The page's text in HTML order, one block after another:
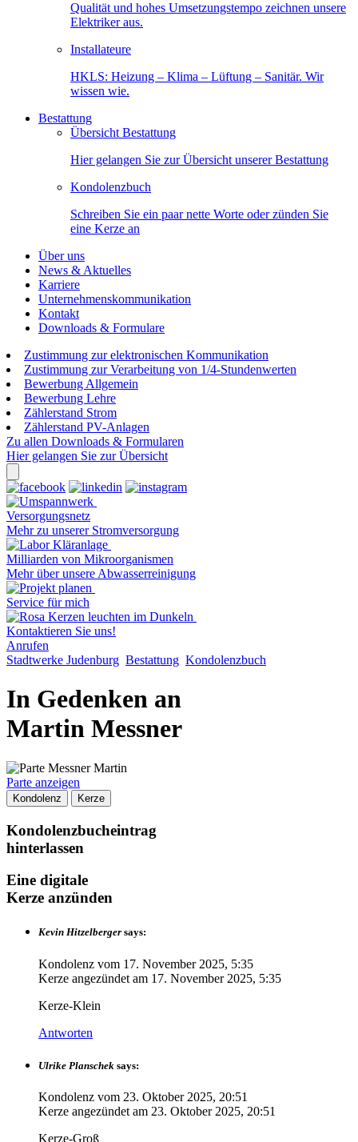
Qualität und hohes Umsetzungstempo zeichnen unsere
Elektriker aus.
Installateure
HKLS: Heizung – Klima – Lüftung – Sanitär. Wir
wissen wie.
Bestattung
Übersicht Bestattung
Hier gelangen Sie zur Übersicht unserer Bestattung
Kondolenzbuch
Schreiben Sie ein paar nette Worte oder zünden Sie
eine Kerze an
Über uns
News & Aktuelles
Karriere
Unternehmenskommunikation
Kontakt
Downloads & Formulare
Zustimmung zur elektronischen Kommunikation
Zustimmung zur Verarbeitung von 1/4-Stundenwerten
Bewerbung Allgemein
Bewerbung Lehre
Zählerstand Strom
Zählerstand PV-Anlagen
Zu allen Downloads & Formularen
Hier gelangen Sie zur Übersicht
Versorgungsnetz
Mehr zu unserer Stromversorgung
Milliarden von Mikroorganismen
Mehr über unsere Abwasserreinigung
Service für mich
Kontaktieren Sie uns!
Anrufen
Stadtwerke Judenburg Bestattung Kondolenzbuch
In Gedenken an
Martin Messner
Parte anzeigen
Kondolenz Kerze
Kondolenzbucheintrag
hinterlassen
Eine digitale
Kerze anzünden
Kevin Hitzelberger says:
Kondolenz vom 17. November 2025, 5:35
Kerze angezündet am 17. November 2025, 5:35
Kerze-Klein
Antworten
Ulrike Planschek says:
Kondolenz vom 23. Oktober 2025, 20:51
Kerze angezündet am 23. Oktober 2025, 20:51
Kerze-Groß